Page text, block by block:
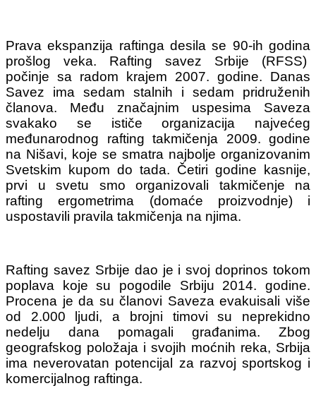
Prava ekspanzija raftinga desila se 90-ih godina
prošlog veka. Rafting savez Srbije (RFSS)
počinje sa radom krajem 2007. godine. Danas
Savez ima sedam stalnih i sedam pridruženih
članova. Među značajnim uspesima Saveza
svakako se ističe organizacija najvećeg
međunarodnog rafting takmičenja 2009. godine
na Nišavi, koje se smatra najbolje organizovanim
Svetskim kupom do tada. Četiri godine kasnije,
prvi u svetu smo organizovali takmičenje na
rafting ergometrima (domaće proizvodnje) i
uspostavili pravila takmičenja na njima.
Rafting savez Srbije dao je i svoj doprinos tokom
poplava koje su pogodile Srbiju 2014. godine.
Procena je da su članovi Saveza evakuisali više
od 2.000 ljudi, a brojni timovi su neprekidno
nedelju dana pomagali građanima. Zbog
geografskog položaja i svojih moćnih reka, Srbija
ima neverovatan potencijal za razvoj sportskog i
komercijalnog raftinga.